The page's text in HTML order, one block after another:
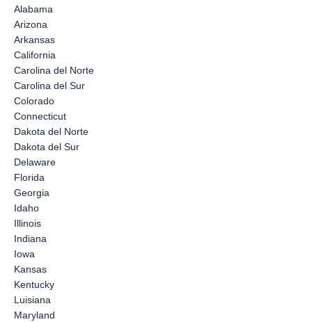
Alabama
Arizona
Arkansas
California
Carolina del Norte
Carolina del Sur
Colorado
Connecticut
Dakota del Norte
Dakota del Sur
Delaware
Florida
Georgia
Idaho
Illinois
Indiana
Iowa
Kansas
Kentucky
Luisiana
Maryland